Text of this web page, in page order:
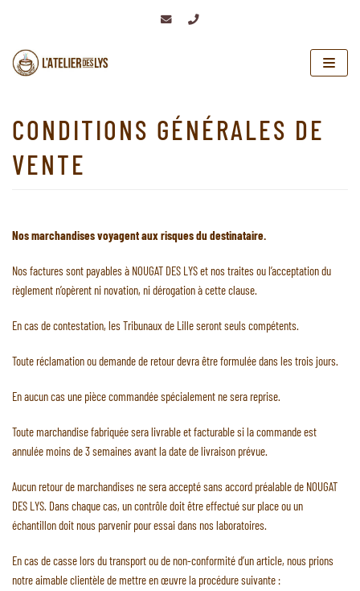
au
CONDITIONS GÉNÉRALES DE
VENTE
Nos marchandises voyagent aux risques du destinataire.
Nos factures sont payables à NOUGAT DES LYS et nos traites ou l’acceptation du
règlement n’opèrent ni novation, ni dérogation à cette clause.
En cas de contestation, les Tribunaux de Lille seront seuls compétents.
Toute réclamation ou demande de retour devra être formulée dans les trois jours.
En aucun cas une pièce commandée spécialement ne sera reprise.
Toute marchandise fabriquée sera livrable et facturable si la commande est
annulée moins de 3 semaines avant la date de livraison prévue.
Aucun retour de marchandises ne sera accepté sans accord préalable de NOUGAT
DES LYS. Dans chaque cas, un contrôle doit être effectué sur place ou un
échantillon doit nous parvenir pour essai dans nos laboratoires.
En cas de casse lors du transport ou de non-conformité d’un article, nous prions
notre aimable clientèle de mettre en œuvre la procédure suivante :